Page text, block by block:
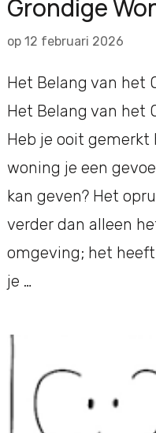
Grondige
op 12 februari 2026
Het Belang van het
Het Belang van het
Heb je ooit gemerkt
woning je een
kan geven? Het
verder dan alleen
omgeving; het
je …